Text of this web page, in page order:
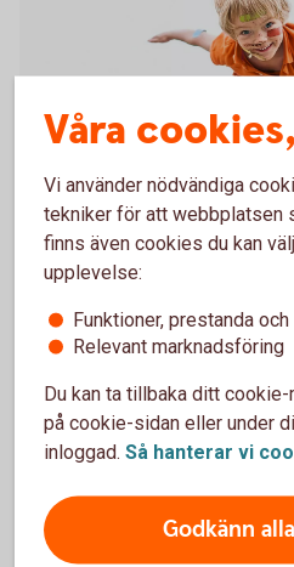
Upptäck det
bank som bryr sig
Tänk att det finns en riktig
i. Win win!
Våra
Vi använder nödvändiga
tekniker för att webbplatsen
finns även cookies du kan
upplevelse:
Funktioner, prestanda
Relevant marknadsföring
Du kan ta tillbaka ditt
på cookie-sidan eller under
inloggad. Så hanterar vi
Godkänn